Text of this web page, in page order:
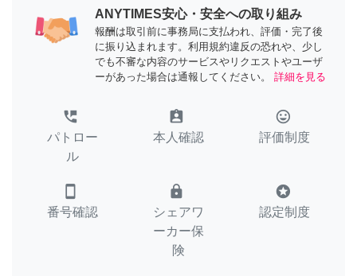
ANYTIMES安心・安全への取り組み
報酬は取引前に事務局に支払われ、評価・完了後
に振り込まれます。利用規約違反の恐れや、少し
でも不審な内容のサービスやリクエストやユーザ
ーがあった場合は通報してください。
詳細を見る
perm_phone_msg
パトロー
ル
assignment_ind
本人確認
tag_faces
評価制度
smartphone
番号確認
lock
シェアワ
ーカー保
険
stars
認定制度